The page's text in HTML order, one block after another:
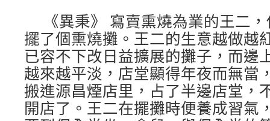
《異秉》 寫賣熏燒為業的王二
擺了個熏燒攤。王二的生意越做越
已容不下改日益擴展的攤子，而邊
越來越平淡，店堂顯得年夜而無當
搬進源昌煙店里，占了半邊店堂，
開店了。王二在擺攤時便養成習氣